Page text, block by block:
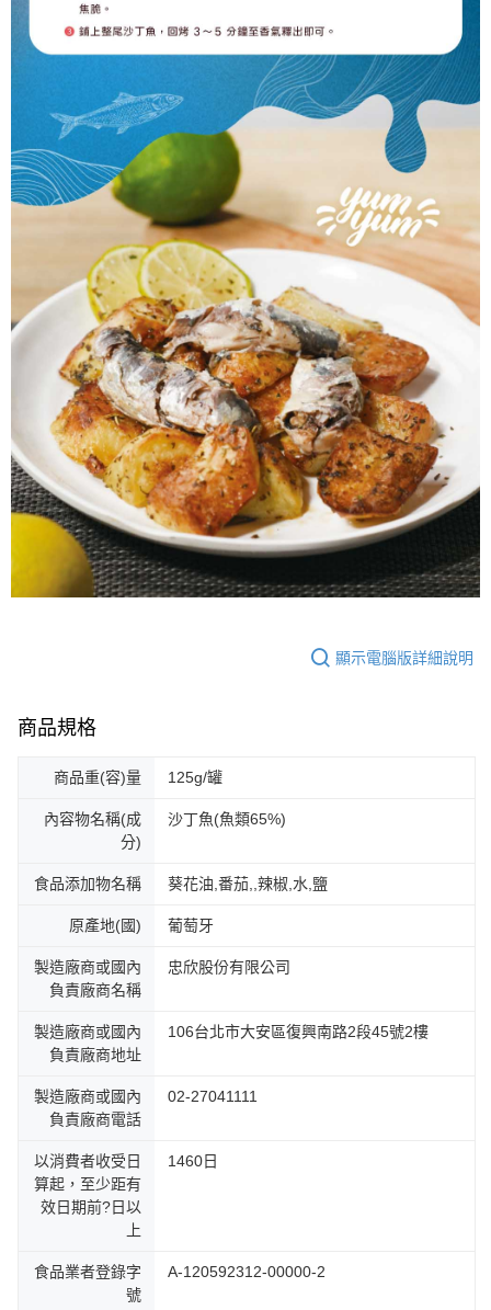
顯示電腦版詳細說明
商品規格
商品重(容)量 125g/罐
內容物名稱(成
分)
沙丁魚(魚類65%)
食品添加物名稱 葵花油,番茄,,辣椒,水,鹽
原產地(國) 葡萄牙
製造廠商或國內
負責廠商名稱
忠欣股份有限公司
製造廠商或國內
負責廠商地址
106台北市大安區復興南路2段45號2樓
製造廠商或國內
負責廠商電話
02-27041111
以消費者收受日
算起，至少距有
效日期前?日以
上
1460日
食品業者登錄字
號
A-120592312-00000-2